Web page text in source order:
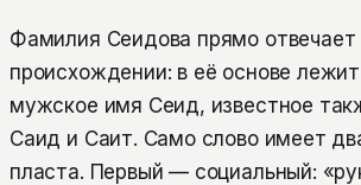
Фамилия Сеидова прямо отвечает
происхождении: в её основе
мужское имя Сеид, известное
Саид и Саит. Само слово имеет
пласта. Первый — социальный: